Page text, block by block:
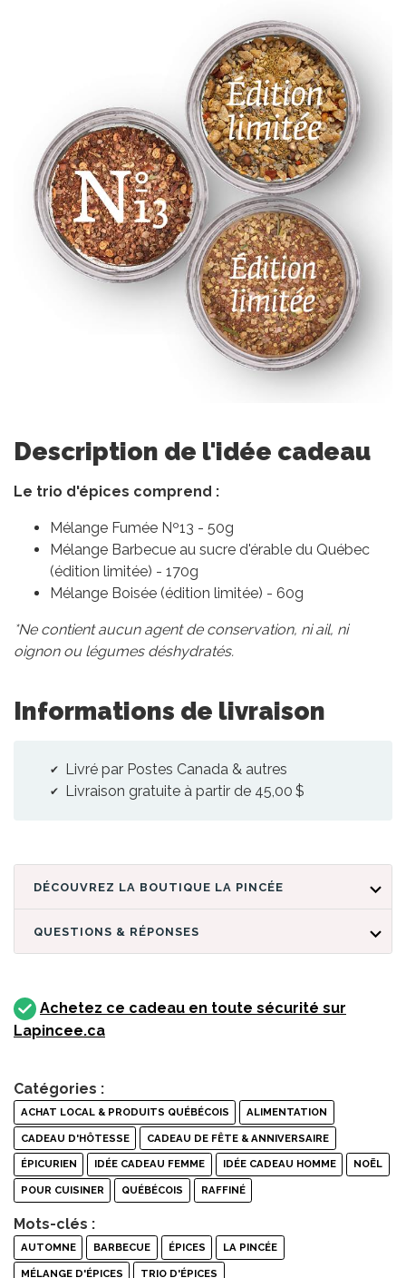
Description de l'idée cadeau
Le trio d'épices comprend :
Mélange Fumée Nº13 - 50g
Mélange Barbecue au sucre d'érable du Québec
(édition limitée) - 170g
Mélange Boisée (édition limitée) - 60g
*Ne contient aucun agent de conservation, ni ail, ni
oignon ou légumes déshydratés.
Informations de livraison
Livré par Postes Canada & autres
Livraison gratuite à partir de 45,00 $
DÉCOUVREZ LA BOUTIQUE LA PINCÉE
QUESTIONS & RÉPONSES
Achetez ce cadeau en toute sécurité sur
Lapincee.ca
Catégories :
ACHAT LOCAL & PRODUITS QUÉBÉCOIS ALIMENTATION
CADEAU D'HÔTESSE CADEAU DE FÊTE & ANNIVERSAIRE
ÉPICURIEN IDÉE CADEAU FEMME IDÉE CADEAU HOMME NOËL
POUR CUISINER QUÉBÉCOIS RAFFINÉ
Mots-clés :
AUTOMNE BARBECUE ÉPICES LA PINCÉE
MÉLANGE D'ÉPICES TRIO D'ÉPICES